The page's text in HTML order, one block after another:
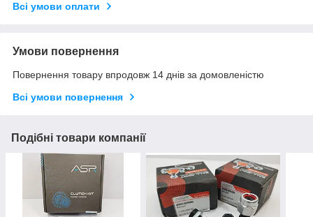
Всі умови оплати
Умови повернення
Повернення товару впродовж 14 днів за домовленістю
Всі умови повернення
Подібні товари компанії